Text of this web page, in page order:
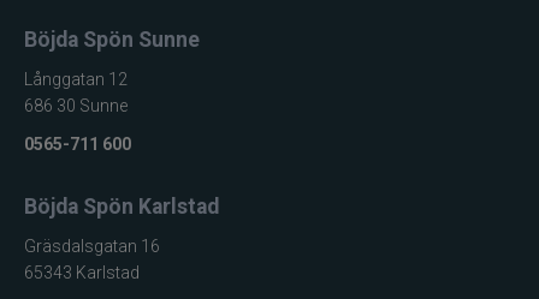
Böjda Spön Sunne
Långgatan 12
686 30 Sunne
0565-711 600
Böjda Spön Karlstad
Gräsdalsgatan 16
65343 Karlstad